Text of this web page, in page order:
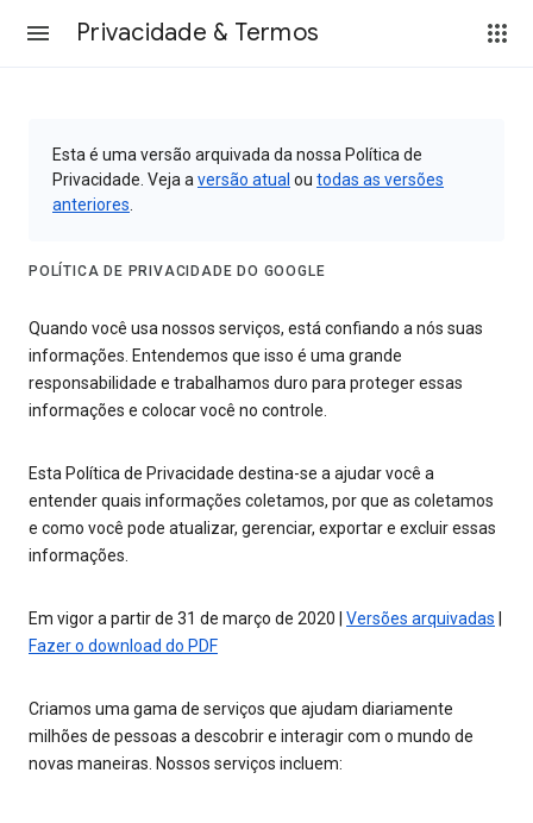
Privacidade & Termos
Esta é uma versão arquivada da nossa Política de
Privacidade. Veja a versão atual ou todas as versões
anteriores
POLÍTICA DE PRIVACIDADE DO GOOGLE
Quando você usa nossos serviços, está confiando a nós suas
informações. Entendemos que isso é uma grande
responsabilidade e trabalhamos duro para proteger essas
informações e colocar você no controle.
Esta Política de Privacidade destina-se a ajudar você a
entender quais informações coletamos, por que as coletamos
e como você pode atualizar, gerenciar, exportar e excluir essas
informações.
Em vigor a partir de 31 de março de 2020 | Versões arquivadas
Fazer o download do PDF
Criamos uma gama de serviços que ajudam diariamente
milhões de pessoas a descobrir e interagir com o mundo de
novas maneiras. Nossos serviços incluem: